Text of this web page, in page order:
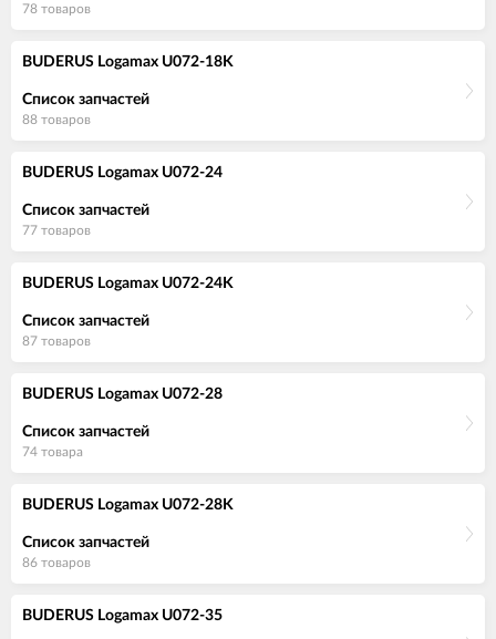
78 товаров
BUDERUS Logamax U072-18K
Список запчастей
88 товаров
BUDERUS Logamax U072-24
Список запчастей
77 товаров
BUDERUS Logamax U072-24K
Список запчастей
87 товаров
BUDERUS Logamax U072-28
Список запчастей
74 товара
BUDERUS Logamax U072-28K
Список запчастей
86 товаров
BUDERUS Logamax U072-35